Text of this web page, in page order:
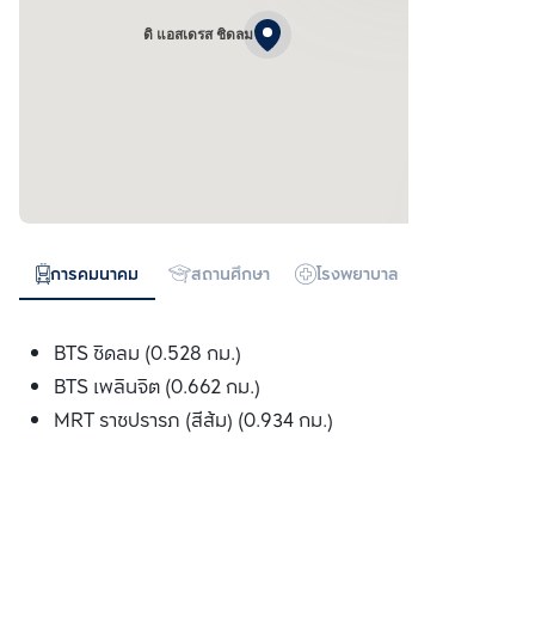
ดิ แอสเดรส ชิดลม
การคมนาคม สถานศึกษา โรงพยาบาล
BTS ชิดลม (0.528 กม.)
BTS เพลินจิต (0.662 กม.)
MRT ราชปรารภ (สีส้ม) (0.934 กม.)